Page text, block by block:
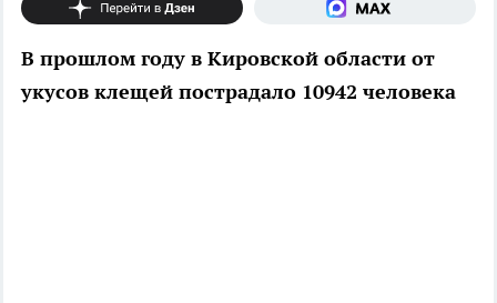
В прошлом году в Кировской области от
укусов клещей пострадало 10942 человека